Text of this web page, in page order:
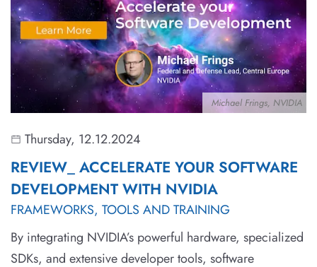
Michael Frings, NVIDIA
Thursday, 12.12.2024
REVIEW_ ACCELERATE YOUR SOFTWARE
DEVELOPMENT WITH NVIDIA
FRAMEWORKS, TOOLS AND TRAINING
By integrating NVIDIA’s powerful hardware, specialized
SDKs, and extensive developer tools, software